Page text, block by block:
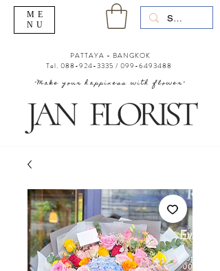
"Make your happiness with flower"
PATTAYA - BANGKOK
Tel. 088-924-3335 / 099-6493488
ME
NU